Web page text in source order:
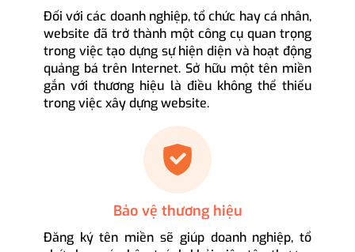
Đối với các doanh nghiệp, tổ chức hay cá nhân,
website đã trở thành một công cụ quan trọng
trong việc tạo dựng sự hiện diện và hoạt động
quảng bá trên Internet. Sở hữu một tên miền
gắn với thương hiệu là điều không thể thiếu
trong việc xây dựng website.
Bảo vệ thương hiệu
Đăng ký tên miền sẽ giúp doanh nghiệp, tổ